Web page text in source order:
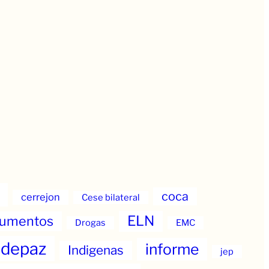
cerrejon Cese bilateral coca
Drogas ELN EMC
Indigenas informe jep